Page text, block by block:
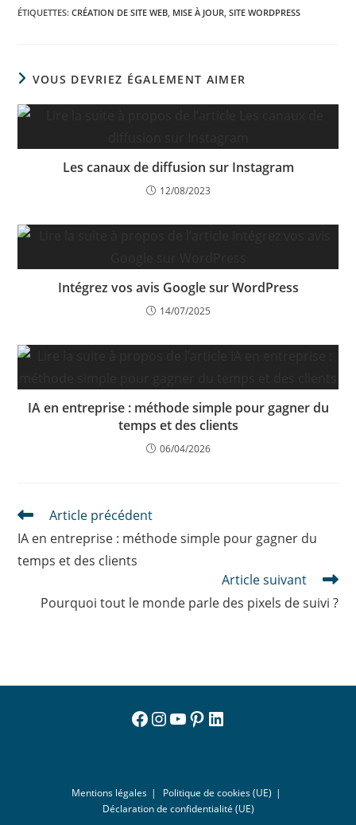
ÉTIQUETTES:CRÉATION DE SITE WEB, MISE À JOUR, SITE WORDPRESS
VOUS DEVRIEZ ÉGALEMENT AIMER
Les canaux de diffusion sur Instagram
12/08/2023
Intégrez vos avis Google sur WordPress
14/07/2025
IA en entreprise : méthode simple pour gagner du
temps et des clients
06/04/2026
Read
articles
Article précédent
IA en entreprise : méthode simple pour gagner du
temps et des clients
Article suivant
Pourquoi tout le monde parle des pixels de suivi ?
Facebook
Instagram
YouTube
PinterestLinkedIn
Mentions légales
Politique de cookies (UE)
Déclaration de confidentialité (UE)